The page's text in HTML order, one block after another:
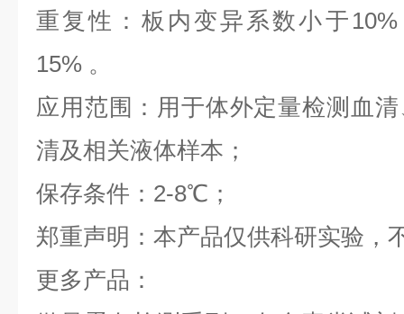
重复性：板内变异系数小于
15% 。
应用范围：用于体外定量检测血
清及相关液体样本；
保存条件：2-8℃；
郑重声明：本产品仅供科研实验，
更多产品：